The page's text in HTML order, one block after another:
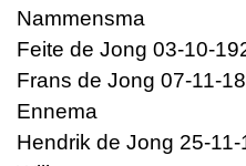
Nammensma
Feite de Jong 03-10-
Frans de Jong 07-11-
Ennema
Hendrik de Jong 25-